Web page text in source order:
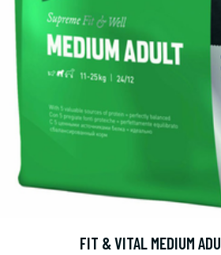
FIT & VITAL MEDIUM